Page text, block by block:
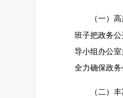
（一）
班子把政务
导小组办公
全力确保政务
（二）